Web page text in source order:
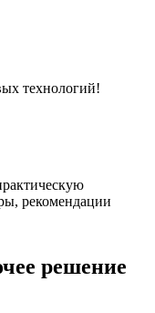
технологий!
рекомендации
решение